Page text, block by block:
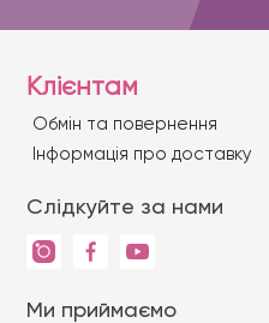
Клієнтам
Обмін та повернення
Iнформація про доставку
Слідкуйте за нами
Ми приймаємо